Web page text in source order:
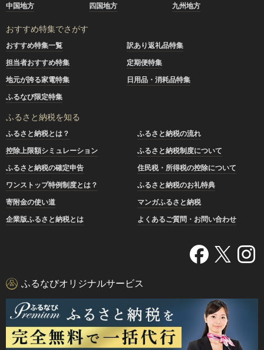
中国地方
四国地方 九州地方
おすすめ特集でさがす
おすすめ特集一覧
訳あり返礼品特集
担当者おすすめ特集
定期便特集
地元が誇る家電特集
日用品・消耗品特集
ふるなび限定特集
ふるさと納税を知る
ふるさと納税とは？
ふるさと納税の流れ
控除上限額シミュレーション
ふるさと納税制度について
ふるさと納税の確定申告
住民税・所得税の控除について
ワンストップ特例制度とは？
ふるさと納税のお礼特典
寄附金の使い道
マンガふるさと納税
企業版ふるさと納税とは
よくあるご質問・お問い合わせ
ふるなびオリジナルサービス